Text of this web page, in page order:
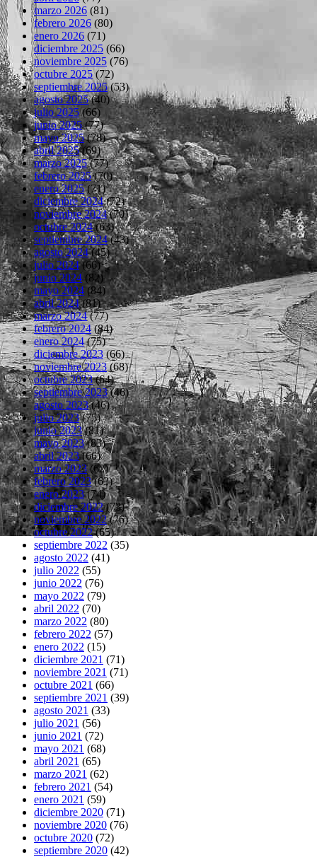
marzo 2026 (81)
febrero 2026 (80)
enero 2026 (71)
diciembre 2025 (66)
noviembre 2025 (76)
octubre 2025(72)
septiembre 2025(53)
agosto 2025(40)
julio 2025(66)
junio 2025(77)
mayo 2025(78)
abril 2025(69)
marzo 2025(77)
febrero 2025(70)
enero 2025(71)
diciembre 2024(72)
noviembre 2024(70)
octubre 2024(63)
septiembre 2024(43)
agosto 2024(45)
julio 2024(66)
junio 2024 (82)
mayo 2024 (84)
abril 2024(81)
marzo 2024(77)
febrero 2024(84)
enero 2024(75)
diciembre 2023(66)
noviembre 2023(68)
octubre 2023(64)
septiembre 2023(46)
agosto 2023(46)
julio 2023(75)
junio 2023(81)
mayo 2023(83)
abril 2023(66)
marzo 2023(62)
febrero 2023(63)
enero 2023(74)
diciembre 2022(73)
noviembre 2022(76)
octubre 2022(65)
septiembre 2022 (35)
agosto 2022 (41)
julio 2022 (55)
junio 2022 (76)
mayo 2022 (79)
abril 2022 (70)
marzo 2022 (80)
febrero 2022 (57)
enero 2022 (15)
diciembre 2021 (71)
noviembre 2021 (71)
octubre 2021 (66)
septiembre 2021 (39)
agosto 2021 (33)
julio 2021 (56)
junio 2021 (72)
mayo 2021 (68)
abril 2021 (65)
marzo 2021 (62)
febrero 2021 (54)
enero 2021 (59)
diciembre 2020 (71)
noviembre 2020 (76)
octubre 2020 (72)
septiembre 2020 (42)